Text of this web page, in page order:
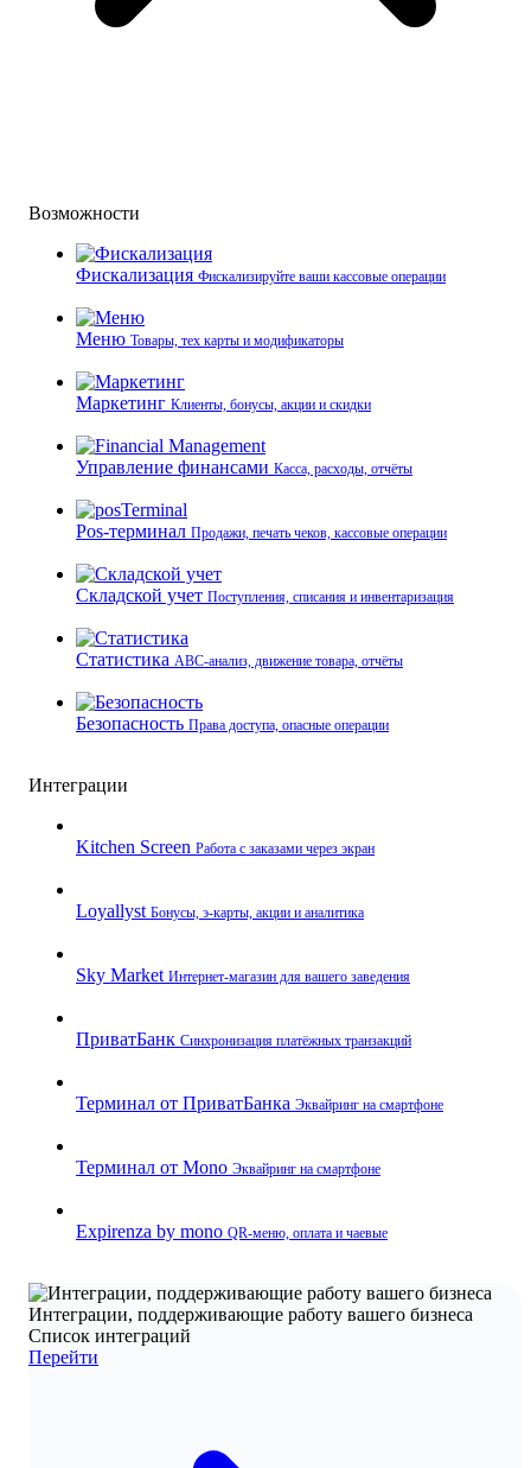
Возможности
Фискализация Фискализируйте ваши кассовые операции
Меню Товары, тех карты и модификаторы
Маркетинг Клиенты, бонусы, акции и скидки
Управление финансами Касса, расходы, отчёты
Pos-терминал Продажи, печать чеков, кассовые операции
Складской учет Поступления, списания и инвентаризация
Статистика ABC-анализ, движение товара, отчёты
Безопасность Права доступа, опасные операции
Интеграции
Kitchen Screen Работа с заказами через экран
Loyallyst Бонусы, э‑карты, акции и аналитика
Sky Market Интернет‑магазин для вашего заведения
ПриватБанк Синхронизация платёжных транзакций
Терминал от ПриватБанка Эквайринг на смартфоне
Терминал от Mono Эквайринг на смартфоне
Expirenza by mono QR‑меню, оплата и чаевые
Интеграции, поддерживающие работу вашего бизнеса
Список интеграций
Перейти